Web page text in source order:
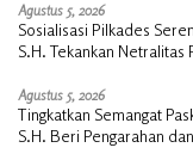
Agustus 5, 2026
Sosialisasi Pilkades
S.H. Tekankan
Agustus 5, 2026
Tingkatkan Semangat
S.H. Beri Pengarahan